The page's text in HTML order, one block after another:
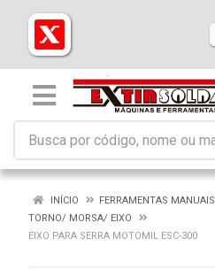
INÍCIO
FERRAMENTAS MANUAIS
TORNO/ MORSA/ EIXO
EIXO PARA SERRA MOTOMIL ESC-300